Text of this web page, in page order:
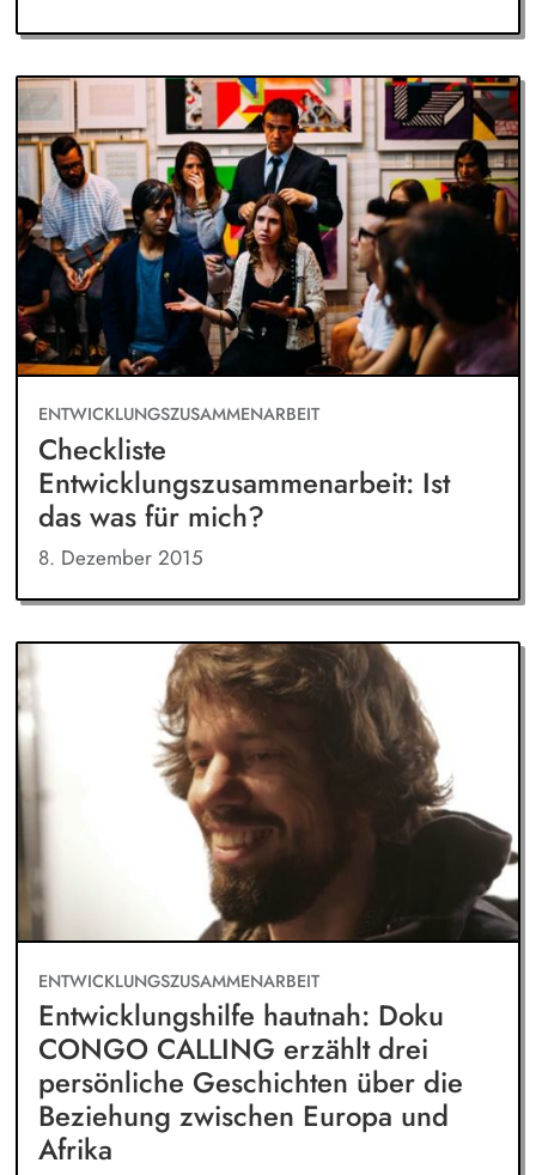
ENTWICKLUNGSZUSAMMENARBEIT
Checkliste
Entwicklungszusammenarbeit: Ist
das was für mich?
8. Dezember 2015
ENTWICKLUNGSZUSAMMENARBEIT
Entwicklungshilfe hautnah: Doku
CONGO CALLING erzählt drei
persönliche Geschichten über die
Beziehung zwischen Europa und
Afrika